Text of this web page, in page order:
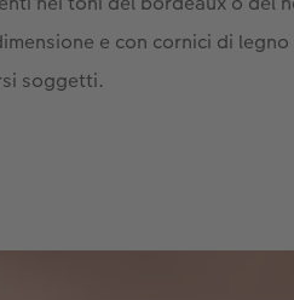
e con cornici di
soggetti.